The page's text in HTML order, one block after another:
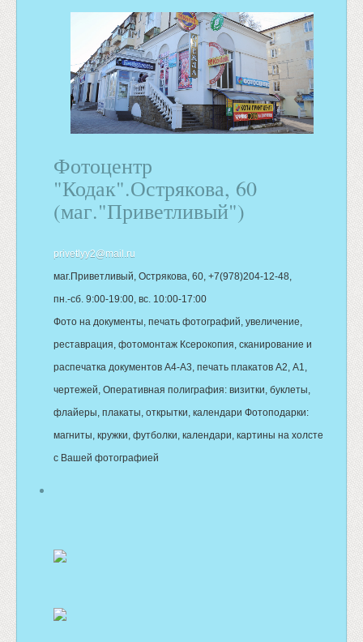
Фотоцентр
"Кодак".Острякова, 60
(маг."Приветливый")
privetlyy2@mail.ru
маг.Приветливый, Острякова, 60, +7(978)204-12-48,
пн.-сб. 9:00-19:00, вс. 10:00-17:00
Фото на документы, печать фотографий, увеличение,
реставрация, фотомонтаж Ксерокопия, сканирование и
распечатка документов А4-А3, печать плакатов А2, А1,
чертежей, Оперативная полиграфия: визитки, буклеты,
флайеры, плакаты, открытки, календари Фотоподарки:
магниты, кружки, футболки, календари, картины на холсте
с Вашей фотографией